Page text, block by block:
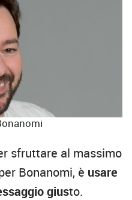
sfruttare al massimo
Bonanomi, è usare
giusto.